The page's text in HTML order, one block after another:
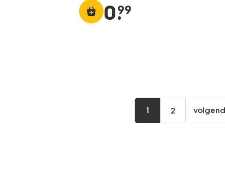
0.
99
1 2